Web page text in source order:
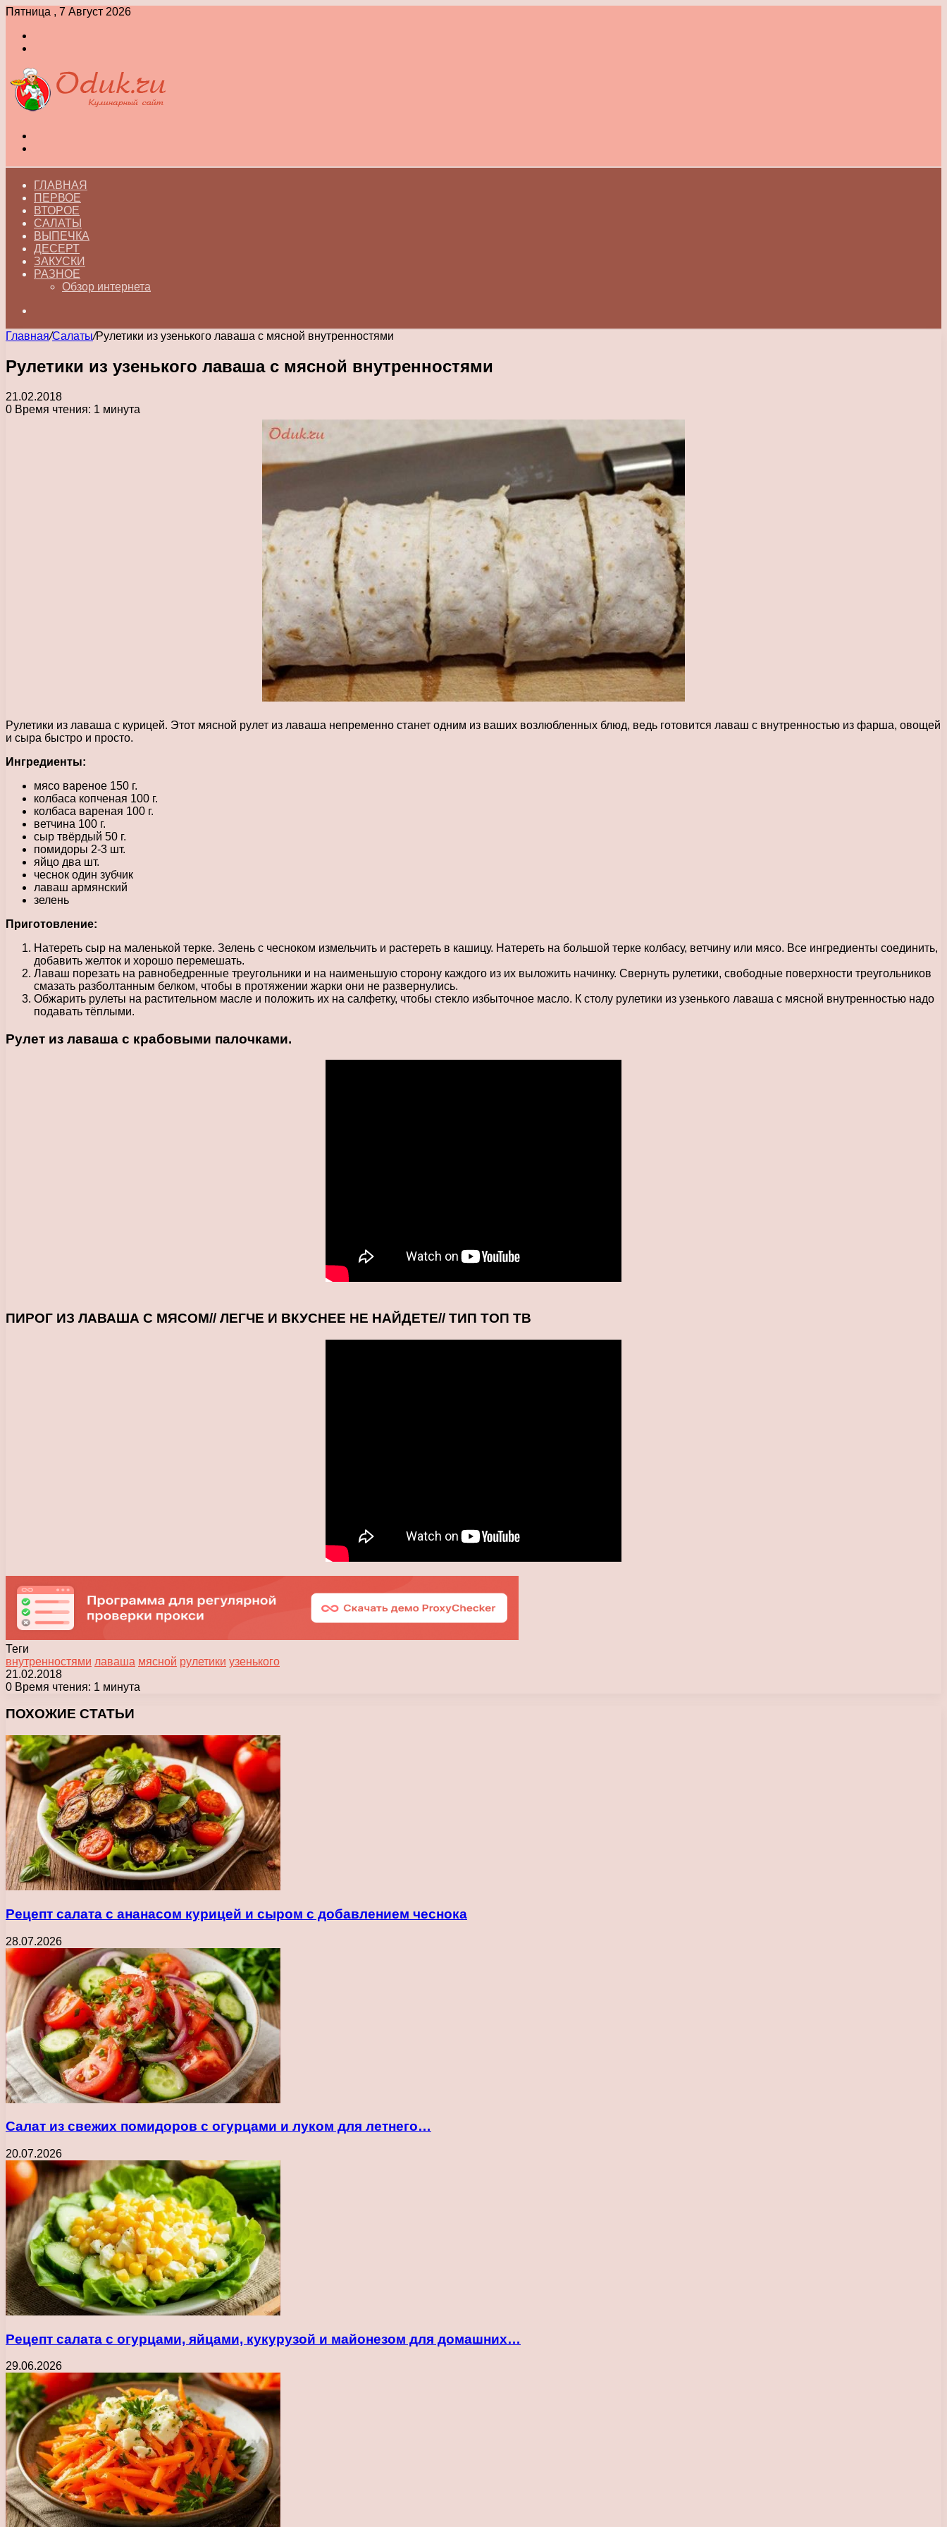
Пятница , 7 Август 2026
ГЛАВНАЯ
ПЕРВОЕ
ВТОРОЕ
САЛАТЫ
ВЫПЕЧКА
ДЕСЕРТ
ЗАКУСКИ
РАЗНОЕ
Обзор интернета
Главная/Салаты/Рулетики из узенького лаваша с мясной внутренностями
Рулетики из узенького лаваша с мясной внутренностями
21.02.2018
0 Время чтения: 1 минута
Рулетики из лаваша с курицей. Этот мясной рулет из лаваша непременно станет одним из ваших возлюбленных блюд, ведь готовится лаваш с внутренностью из фарша, овощей
и сыра быстро и просто.
Ингредиенты:
мясо вареное 150 г.
колбаса копченая 100 г.
колбаса вареная 100 г.
ветчина 100 г.
сыр твёрдый 50 г.
помидоры 2-3 шт.
яйцо два шт.
чеснок один зубчик
лаваш армянский
зелень
Приготовление:
Натереть сыр на маленькой терке. Зелень с чесноком измельчить и растереть в кашицу. Натереть на большой терке колбасу, ветчину или мясо. Все ингредиенты соединить,
добавить желток и хорошо перемешать.
Лаваш порезать на равнобедренные треугольники и на наименьшую сторону каждого из их выложить начинку. Свернуть рулетики, свободные поверхности треугольников
смазать разболтанным белком, чтобы в протяжении жарки они не развернулись.
Обжарить рулеты на растительном масле и положить их на салфетку, чтобы стекло избыточное масло. К столу рулетики из узенького лаваша с мясной внутренностью надо
подавать тёплыми.
Рулет из лаваша с крабовыми палочками.
ПИРОГ ИЗ ЛАВАША С МЯСОМ// ЛЕГЧЕ И ВКУСНЕЕ НЕ НАЙДЕТЕ// ТИП ТОП ТВ
Теги
внутренностями лаваша мясной рулетики узенького
21.02.2018
0 Время чтения: 1 минута
ПОХОЖИЕ СТАТЬИ
Рецепт салата с ананасом курицей и сыром с добавлением чеснока
28.07.2026
Салат из свежих помидоров с огурцами и луком для летнего…
20.07.2026
Рецепт салата с огурцами, яйцами, кукурузой и майонезом для домашних…
29.06.2026